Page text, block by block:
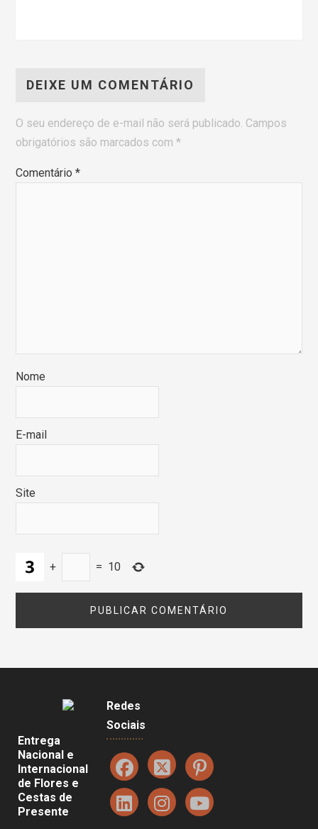
DEIXE UM COMENTÁRIO
O seu endereço de e-mail não será publicado. Campos
obrigatórios são marcados com*
Comentário*
Nome
E-mail
Site
+ = 10
Entrega
Nacional e
Internacional
de Flores e
Cestas de
Presente
Redes
Sociais